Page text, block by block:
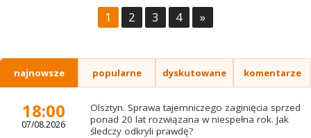
1 2 3 4 »
najnowsze popularne dyskutowane komentarze
18:00
07/08.2026
Olsztyn. Sprawa tajemniczego zaginięcia sprzed
ponad 20 lat rozwiązana w niespełna rok. Jak
śledczy odkryli prawdę?